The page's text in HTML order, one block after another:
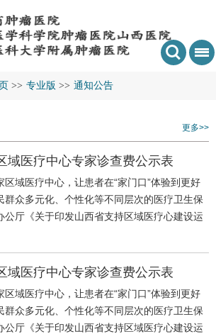
>> 专业版 >> 通知公告
更多>>
域医疗中心专家诊查费公示表
区域医疗中心，让患者在“家门口”体验到更好
群众多元化、个性化等不同层次的医疗卫生保
公厅《关于印发山西省支持区域医疗心建设运
域医疗中心专家诊查费公示表
区域医疗中心，让患者在“家门口”体验到更好
群众多元化、个性化等不同层次的医疗卫生保
公厅《关于印发山西省支持区域医疗心建设运